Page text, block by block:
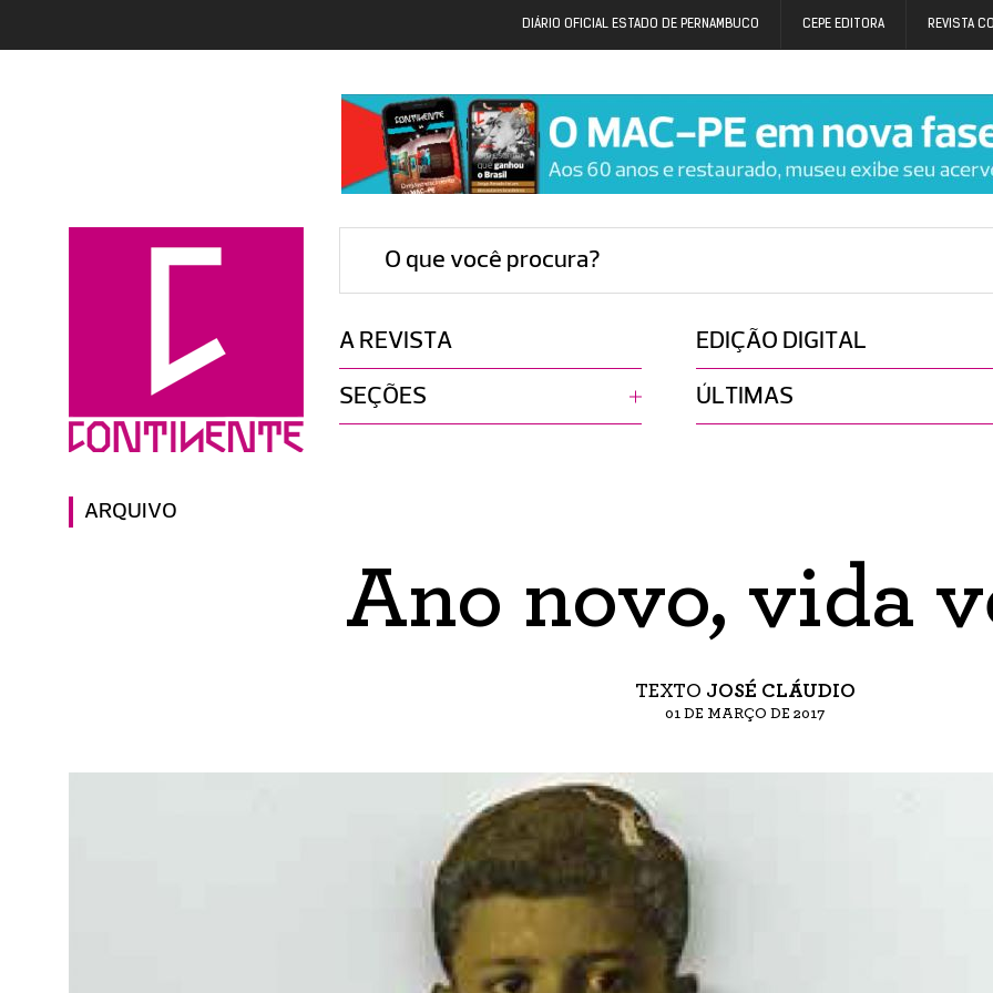
DIÁRIO OFICIAL ESTADO DE PERNAMBUCO CEPE EDITORA REVISTA
O que você procura?
A REVISTA EDIÇÃO DIGITAL
SEÇÕES ÚLTIMAS
ARQUIVO
Ano novo, vida
TEXTO JOSÉ CLÁUDIO
01 DE MARÇO DE 2017